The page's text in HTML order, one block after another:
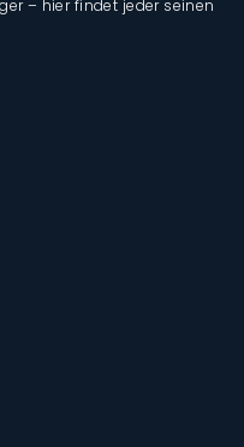
– hier findet jeder seinen